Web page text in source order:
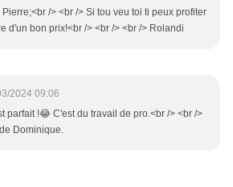
Pierre;<br /> <br /> Si tou veu toi ti peux profiter
d'un bon prix!<br /> <br /> <br /> Rolandi
2024 09:06
parfait !😂 C'est du travail de pro.<br /> <br />
Dominique.